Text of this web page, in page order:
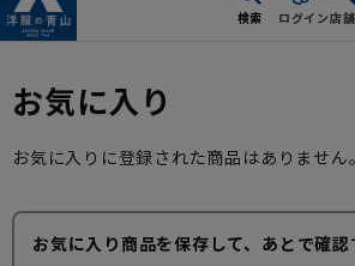
検索 ログイン店
お気に入り
お気に入りに登録された商品はありません。
お気に入り商品を保存して、あとで確認